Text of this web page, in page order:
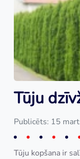
Tūju
Publicēts: 15
Tūju kopšana ir